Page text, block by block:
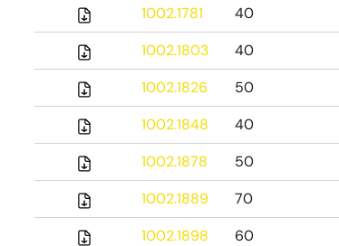
1002.1781
40
1002.1803
40
1002.1826
50
1002.1848
40
1002.1878
50
1002.1889
70
1002.1898
60